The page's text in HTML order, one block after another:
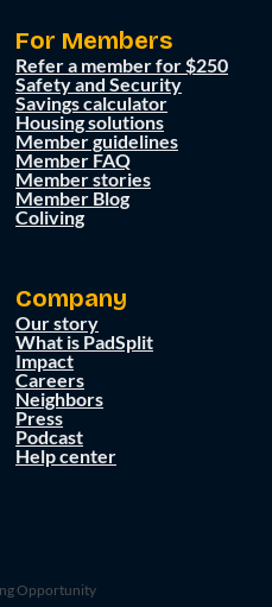
For Members
Refer a member for $250
Safety and Security
Savings calculator
Housing solutions
Member guidelines
Member FAQ
Member stories
Member Blog
Coliving
Company
Our story
What is PadSplit
Impact
Careers
Neighbors
Press
Podcast
Help center
Opportunity